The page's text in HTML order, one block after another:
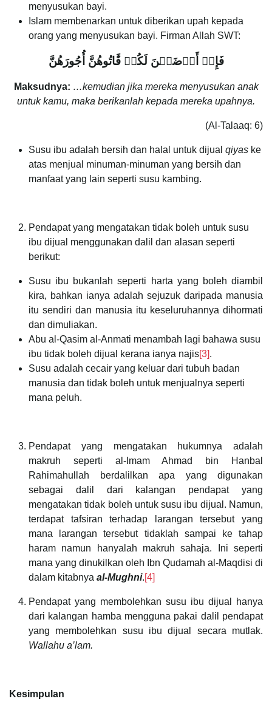
menyusukan bayi.
Islam membenarkan untuk diberikan upah kepada
orang yang menyusukan bayi. Firman Allah SWT:
فَإِنۡ أَرۡضَعۡنَ لَكُمۡ فَ‍َٔاتُوهُنَّ أُجُورَهُنَّ
Maksudnya: …kemudian jika mereka menyusukan anak
untuk kamu, maka berikanlah kepada mereka upahnya.
(Al-Talaaq: 6)
Susu ibu adalah bersih dan halal untuk dijual qiyas ke
atas menjual minuman-minuman yang bersih dan
manfaat yang lain seperti susu kambing.
Pendapat yang mengatakan tidak boleh untuk susu
ibu dijual menggunakan dalil dan alasan seperti
berikut:
Susu ibu bukanlah seperti harta yang boleh diambil
kira, bahkan ianya adalah sejuzuk daripada manusia
itu sendiri dan manusia itu keseluruhannya dihormati
dan dimuliakan.
Abu al-Qasim al-Anmati menambah lagi bahawa susu
ibu tidak boleh dijual kerana ianya najis[3].
Susu adalah cecair yang keluar dari tubuh badan
manusia dan tidak boleh untuk menjualnya seperti
mana peluh.
Pendapat yang mengatakan hukumnya adalah
makruh seperti al-Imam Ahmad bin Hanbal
Rahimahullah berdalilkan apa yang digunakan
sebagai dalil dari kalangan pendapat yang
mengatakan tidak boleh untuk susu ibu dijual. Namun,
terdapat tafsiran terhadap larangan tersebut yang
mana larangan tersebut tidaklah sampai ke tahap
haram namun hanyalah makruh sahaja. Ini seperti
mana yang dinukilkan oleh Ibn Qudamah al-Maqdisi di
dalam kitabnya al-Mughni.[4]
Pendapat yang membolehkan susu ibu dijual hanya
dari kalangan hamba mengguna pakai dalil pendapat
yang membolehkan susu ibu dijual secara mutlak.
Wallahu a’lam.
Kesimpulan